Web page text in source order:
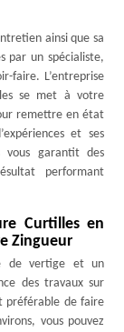
ainsi que sa
par un spécialiste,
faire. L’entreprise
se met à votre
remettre en état
et ses
vous garantit des
performant
Curtilles en
Zingueur
de vertige et un
des travaux sur
préférable de faire
vous pouvez